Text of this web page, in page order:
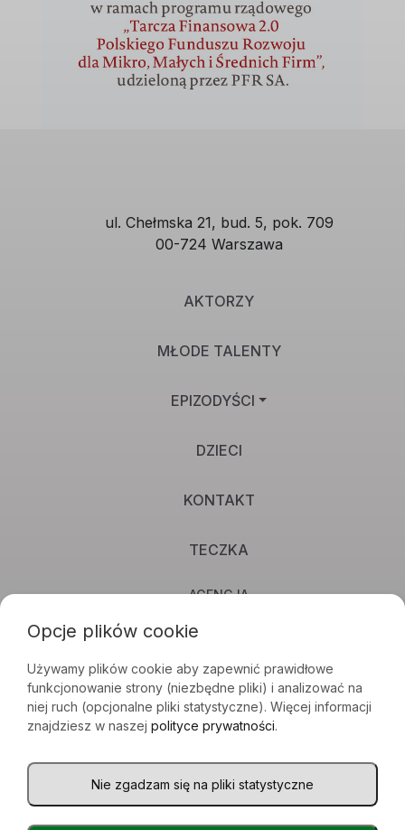
ul. Chełmska 21, bud. 5, pok. 709
00-724 Warszawa
AKTORZY
MŁODE TALENTY
EPIZODYŚCI
DZIECI
KONTAKT
TECZKA
AGENCJA
STUDIO
TEATR
POLITYKA PRYWATNOŚCI
POKAŻ USTAWIENIA PLIKÓW COOKIE
©2021 Agencja Gudejko
Opcje plików cookie
Używamy plików cookie aby zapewnić prawidłowe
funkcjonowanie strony (niezbędne pliki) i analizować na
niej ruch (opcjonalne pliki statystyczne). Więcej informacji
znajdziesz w naszej polityce prywatności.
Nie zgadzam się na pliki statystyczne